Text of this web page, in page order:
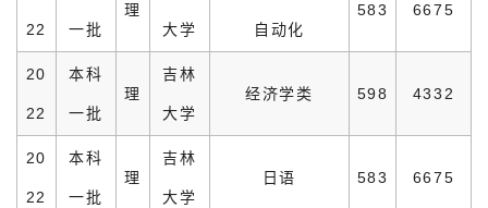
22 一批
理
大学 自动化
583 6675
20
22
本科
一批
理
吉林
大学
经济学类 598 4332
20
22
本科
一批
理
吉林
大学
日语 583 6675